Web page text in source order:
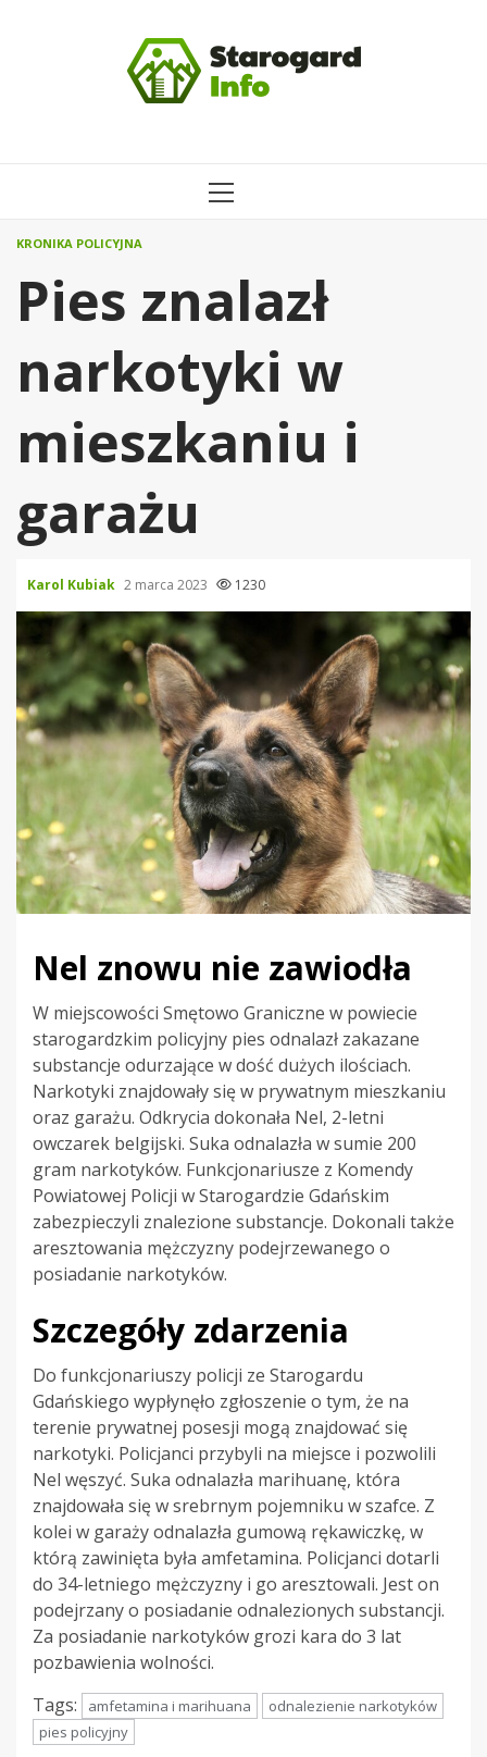
MENU
KRONIKA POLICYJNA
Pies znalazł
narkotyki w
mieszkaniu i
garażu
Karol Kubiak 2 marca 2023 1230
Nel znowu nie zawiodła
W miejscowości Smętowo Graniczne w powiecie
starogardzkim policyjny pies odnalazł zakazane
substancje odurzające w dość dużych ilościach.
Narkotyki znajdowały się w prywatnym mieszkaniu
oraz garażu. Odkrycia dokonała Nel, 2-letni
owczarek belgijski. Suka odnalazła w sumie 200
gram narkotyków. Funkcjonariusze z Komendy
Powiatowej Policji w Starogardzie Gdańskim
zabezpieczyli znalezione substancje. Dokonali także
aresztowania mężczyzny podejrzewanego o
posiadanie narkotyków.
Szczegóły zdarzenia
Do funkcjonariuszy policji ze Starogardu
Gdańskiego wypłynęło zgłoszenie o tym, że na
terenie prywatnej posesji mogą znajdować się
narkotyki. Policjanci przybyli na miejsce i pozwolili
Nel węszyć. Suka odnalazła marihuanę, która
znajdowała się w srebrnym pojemniku w szafce. Z
kolei w garaży odnalazła gumową rękawiczkę, w
którą zawinięta była amfetamina. Policjanci dotarli
do 34-letniego mężczyzny i go aresztowali. Jest on
podejrzany o posiadanie odnalezionych substancji.
Za posiadanie narkotyków grozi kara do 3 lat
pozbawienia wolności.
Tags:
amfetamina i marihuana
odnalezienie narkotyków
pies policyjny